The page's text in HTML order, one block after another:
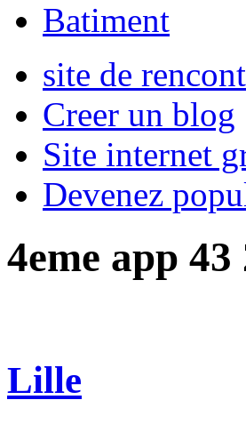
Batiment
site de
Creer un blog
Site internet
Devenez
4eme app
Lille